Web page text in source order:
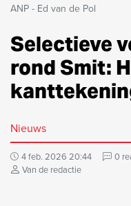
ANP - Ed van de Pol
Selectieve
rond Smit:
Nieuws
4 feb. 2026 20:44 0
Van de redactie